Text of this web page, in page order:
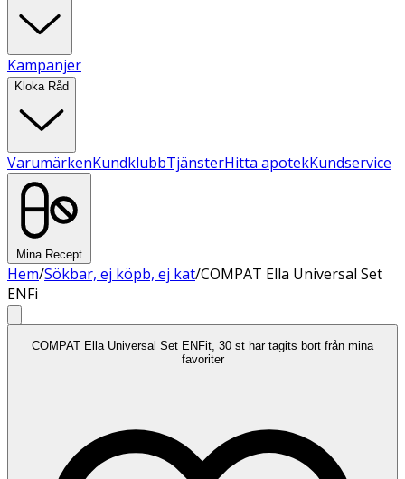
Kampanjer
Kloka Råd
VarumärkenKundklubbTjänsterHitta apotekKundservice
Mina Recept
Hem/Sökbar, ej köpb, ej kat/COMPAT Ella Universal Set
ENFi
COMPAT Ella Universal Set ENFit, 30 st har tagits bort från mina
favoriter